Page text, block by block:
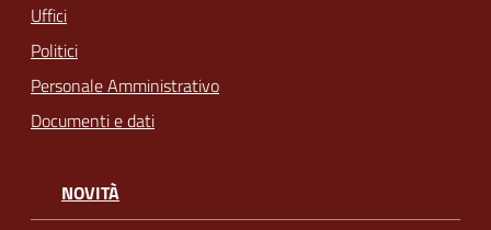
Uffici
Politici
Personale Amministrativo
Documenti e dati
NOVITÀ